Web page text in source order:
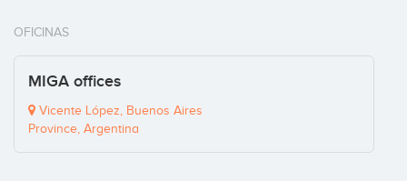
OFICINAS
MIGA offices
Vicente López, Buenos Aires
Province, Argentina